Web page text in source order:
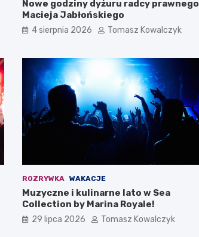
Nowe godziny dyżuru radcy prawnego
Macieja Jabłońskiego
4 sierpnia 2026 Tomasz Kowalczyk
ROZRYWKA WAKACJE
Muzyczne i kulinarne lato w Sea
Collection by Marina Royale!
29 lipca 2026 Tomasz Kowalczyk